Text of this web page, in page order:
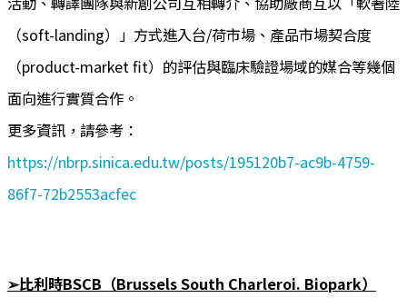
（soft-landing）」方式進入台/荷市場、產品市場契合度
（product-market fit）的評估與臨床驗證場域的媒合等幾個
面向進行實質合作。
更多資訊，請參考：
https://nbrp.sinica.edu.tw/posts/195120b7-ac9b-4759-
86f7-72b2553acfec
➢比利時BSCB（Brussels South Charleroi. Biopark）